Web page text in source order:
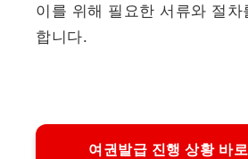
이를 위해 필요한 서류와 절
합니다.
여권발급 진행 상황 바로